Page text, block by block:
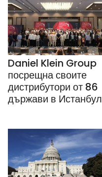
Daniel Klein Group
посрещна своите
дистрибутори от 86
държави в Истанбул